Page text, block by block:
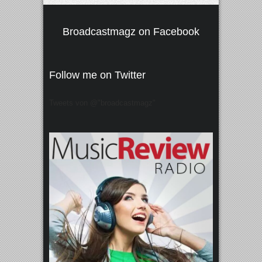
Broadcastmagz on Facebook
Follow me on Twitter